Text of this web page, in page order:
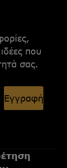
που
σας.
Εγγραφή